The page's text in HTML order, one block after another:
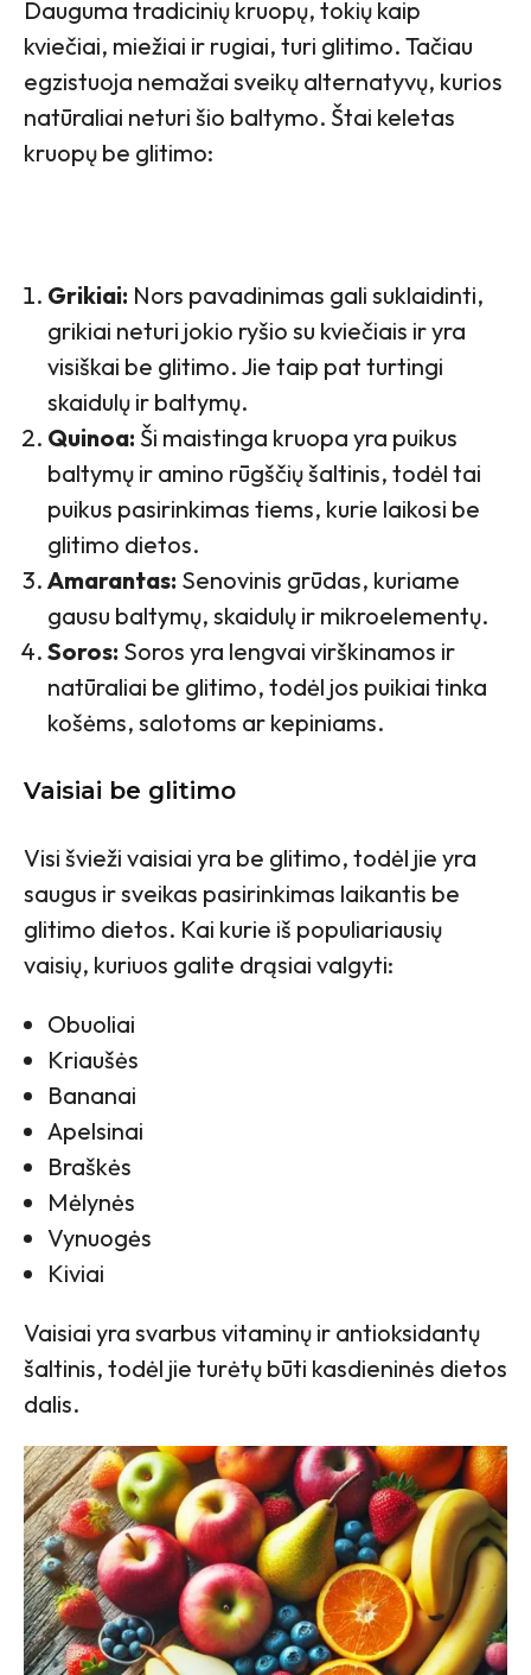
Dauguma tradicinių kruopų, tokių kaip
kviečiai, miežiai ir rugiai, turi glitimo. Tačiau
egzistuoja nemažai sveikų alternatyvų, kurios
natūraliai neturi šio baltymo. Štai keletas
kruopų be glitimo:
Grikiai: Nors pavadinimas gali suklaidinti,
grikiai neturi jokio ryšio su kviečiais ir yra
visiškai be glitimo. Jie taip pat turtingi
skaidulų ir baltymų.
Quinoa: Ši maistinga kruopa yra puikus
baltymų ir amino rūgščių šaltinis, todėl tai
puikus pasirinkimas tiems, kurie laikosi be
glitimo dietos.
Amarantas: Senovinis grūdas, kuriame
gausu baltymų, skaidulų ir mikroelementų.
Soros: Soros yra lengvai virškinamos ir
natūraliai be glitimo, todėl jos puikiai tinka
košėms, salotoms ar kepiniams.
Vaisiai be glitimo
Visi švieži vaisiai yra be glitimo, todėl jie yra
saugus ir sveikas pasirinkimas laikantis be
glitimo dietos. Kai kurie iš populiariausių
vaisių, kuriuos galite drąsiai valgyti:
Obuoliai
Kriaušės
Bananai
Apelsinai
Braškės
Mėlynės
Vynuogės
Kiviai
Vaisiai yra svarbus vitaminų ir antioksidantų
šaltinis, todėl jie turėtų būti kasdieninės dietos
dalis.